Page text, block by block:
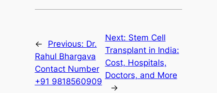
← Previous: Dr.
Rahul Bhargava
Contact Number
+91 9818560909
Next: Stem Cell
Transplant in India:
Cost, Hospitals,
Doctors, and More
→